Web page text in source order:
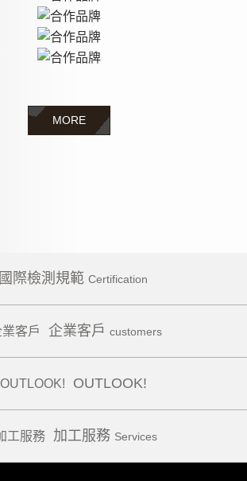
MORE
國際檢測規範 Certification
企業客戶 customers
OUTLOOK!
加工服務 Services